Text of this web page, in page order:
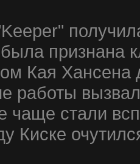
признана
Кая
работы
чаще стали
Киске